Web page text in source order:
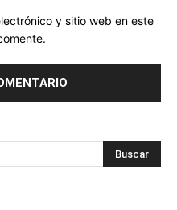
y sitio web en este